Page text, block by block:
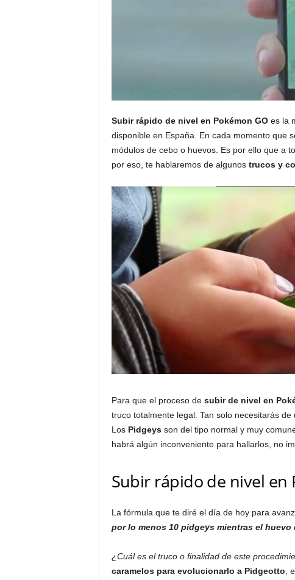
Subir rápido de nivel en Pokémon GOes la
disponible en España. En cada momento que
módulos de cebo o huevos. Es por ello que a
por eso, te hablaremos de algunos trucos y
Para que el proceso desubir de nivel en
truco totalmente legal. Tan solo necesitarás de
Los Pidgeysson del tipo normal y muy
habrá algún inconveniente para hallarlos, no
Subir rápido de nivel en
La fórmula que te diré el día de hoy para
por lo menos 10 pidgeys mientras el huevo
¿Cuál es el truco o finalidad de este
caramelos para evolucionarlo a Pidgeotto,